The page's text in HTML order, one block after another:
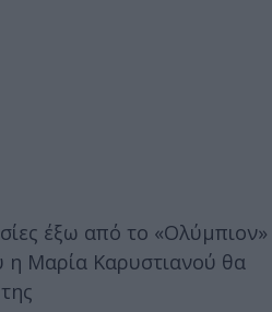
έξω από το «Ολύμπιον»
η Μαρία Καρυστιανού θα